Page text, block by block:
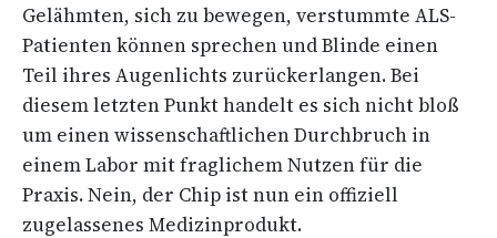
Gelähmten, sich zu bewegen, verstummte ALS-
Patienten können sprechen und Blinde einen
Teil ihres Augenlichts zurückerlangen. Bei
diesem letzten Punkt handelt es sich nicht bloß
um einen wissenschaftlichen Durchbruch in
einem Labor mit fraglichem Nutzen für die
Praxis. Nein, der Chip ist nun ein offiziell
zugelassenes Medizinprodukt.